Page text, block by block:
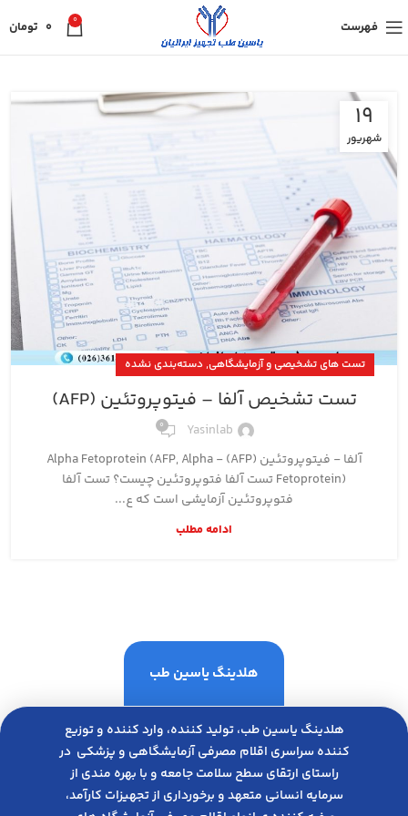
فهرست 0
0 تومان
19
شهریور
تست های تشخیصی و آزمایشگاهی,دسته‌بندی نشده
تست تشخیص آلفا – فیتوپروتئین (AFP)
Yasinlab
0
آلفا - فیتوپروتئین (AFP) Alpha Fetoprotein (AFP, Alpha -
Fetoprotein) تست آلفا فتوپروتئین چیست؟ تست آلفا
فتوپروتئین آزمایشی است که ع...
ادامه مطلب
هلدینگ یاسین طب
هلدینگ یاسین طب، تولید کننده، وارد کننده و توزیع
کننده سراسری اقلام مصرفی آزمایشگاهی و پزشکی در
راﺳﺘﺎی ارﺗﻘﺎی ﺳﻄﺢ ﺳﻼﻣﺖ ﺟﺎﻣﻌﻪ و ﺑﺎ ﺑﻬﺮه ﻣﻨﺪی از
ﺳﺮﻣﺎﯾﻪ انسانی متعهد و ﺑﺮﺧﻮرداری از ﺗﺠﻬﯿﺰات ﮐﺎرآﻣﺪ،